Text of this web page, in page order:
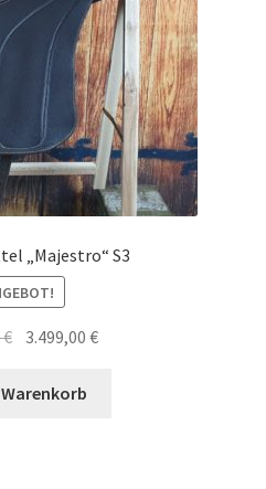
„Majestro“ S3
€ Ursprünglicher
war:
3.499,00€Aktueller